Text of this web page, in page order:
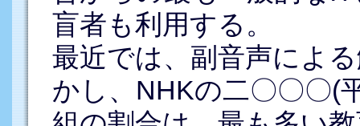
盲者も利用する。
最近では、副音声によ
かし、NHKの二〇〇〇(